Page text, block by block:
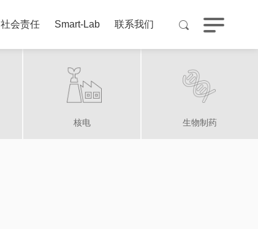
社会责任 Smart-Lab 联系我们
核电 生物制药